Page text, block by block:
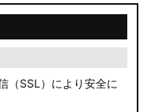
（SSL）により安全に